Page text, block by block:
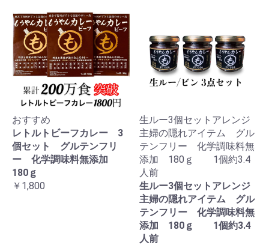
おすすめ
レトルトビーフカレー 3
個セット グルテンフリ
ー 化学調味料無添加
180ｇ
￥1,800
生ルー3個セットアレンジ
主婦の隠れアイテム グル
テンフリー 化学調味料無
添加 180ｇ 1個約3.4
人前
生ルー3個セットアレンジ
主婦の隠れアイテム グル
テンフリー 化学調味料無
添加 180ｇ 1個約3.4
人前